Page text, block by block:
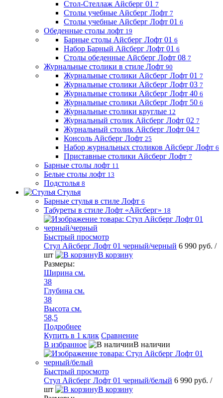
Стол-Стеллаж Айсберг 01 7
Столы учебные Айсберг Лофт 7
Столы учебные Айсберг Лофт 01 6
Обеденные столы лофт 19
Барные столы Айсберг Лофт 01 6
Набор Барный Айсберг Лофт 01 6
Столы обеденные Айсберг Лофт 08 7
Журнальные столики в стиле Лофт 90
Журнальные столики Айсберг Лофт 01 7
Журнальные столики Айсберг Лофт 03 7
Журнальные столики Айсберг Лофт 40 6
Журнальные столики Айсберг Лофт 50 6
Журнальные столики круглые 12
Журнальный столик Айсберг Лофт 02 7
Журнальный столик Айсберг Лофт 04 7
Консоль Айсберг Лофт 25
Набор журнальных столиков Айсберг Лофт 6
Приставные столики Айсберг Лофт 7
Барные столы лофт 11
Белые столы лофт 13
Подстолья 8
Стулья
Барные стулья в стиле Лофт 6
Табуреты в стиле Лофт «Айсберг» 18
Быстрый просмотр
Стул Айсберг Лофт 01 черный/черный 6 990 руб. /
шт
В корзину
Размеры:
Ширина см.
38
Глубина см.
38
Высота см.
58,5
Подробнее
Купить в 1 клик Сравнение
В избранное
В наличии
Быстрый просмотр
Стул Айсберг Лофт 01 черный/белый 6 990 руб. /
шт
В корзину